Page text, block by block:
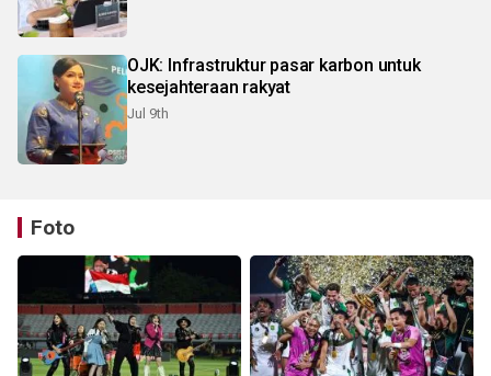
OJK: Infrastruktur pasar karbon untuk
kesejahteraan rakyat
Jul 9th
Foto